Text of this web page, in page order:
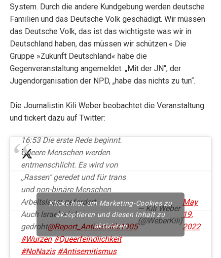
System. Durch die andere Kundgebung werden deutsche
Familien und das Deutsche Volk geschädigt. Wir müssen
das Deutsche Volk, das ist das wichtigste was wir in
Deutschland haben, das müssen wir schützen.« Die
Gruppe »Zukunft Deutschland« habe die
Gegenveranstaltung angemeldet. „Mit der JN“, der
Jugendorganisation der NPD, „habe das nichts zu tun“.
Die Journalistin Kili Weber beobachtet die Veranstaltung
und tickert dazu auf Twitter:
16:53 Die erste Rede beginnt.
Queere Menschen werden
entmenschlicht. Es wird von
,,Rassen" geredet und für trans
und non-binäre Menschen
Arbeitslager gefordert.
Auch Israel wird
gedroht@Report_Antisem#le1905
#Wurzen #Queerfeindlichkeit
#NoNazis #Antisemitismus
— Kili Weber
(@WeberKili)
May
19,
2022
Klicke hier, um Marketing-Cookies zu
akzeptieren und diesen Inhalt zu
aktivieren